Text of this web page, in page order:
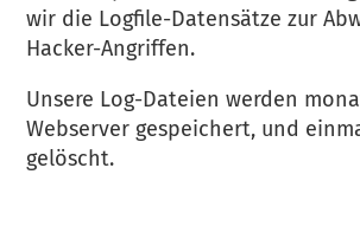
wir die Logfile-Datensätze zur
Hacker-Angriffen.
Unsere Log-Dateien werden
Webserver gespeichert, und
gelöscht.